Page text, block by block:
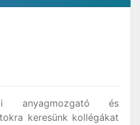
anyagmozgató és
keresünk kollégákat